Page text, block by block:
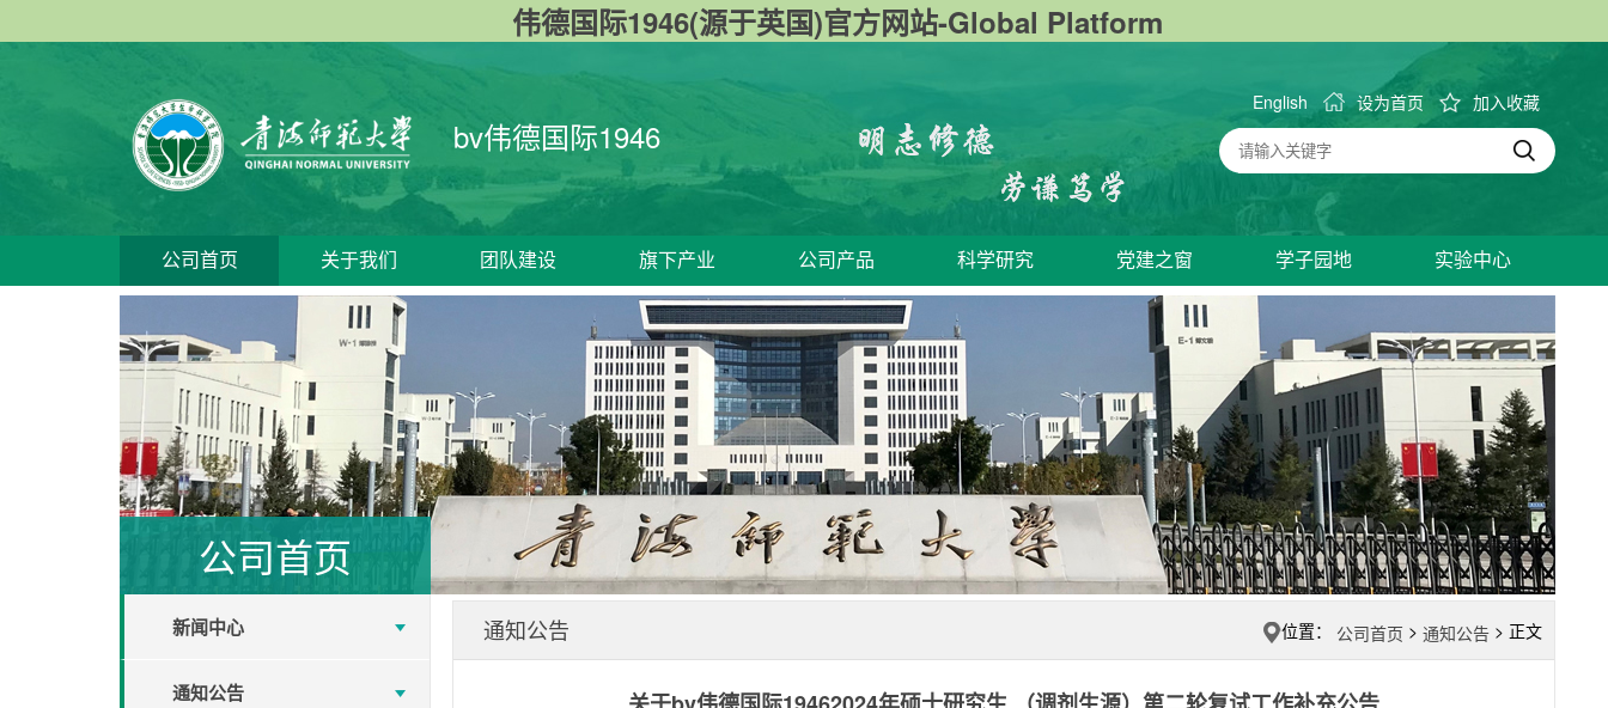
伟德国际1946(源于英国)官方网站-Global Platform
bv伟德国际1946
English 设为首页 加入收藏
公司首页 关于我们 团队建设 旗下产业 公司产品 科学研究 党建之窗 学子园地 实验中心
公司首页
新闻中心
通知公告
通知公告 位置： 公司首页 > 通知公告 > 正文